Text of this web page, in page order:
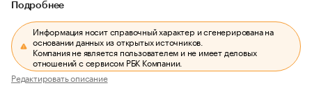
Подробнее
Информация носит справочный характер и сгенерирована на
основании данных из открытых источников.
Компания не является пользователем и не имеет деловых
отношений с сервисом РБК Компании.
Редактировать описание